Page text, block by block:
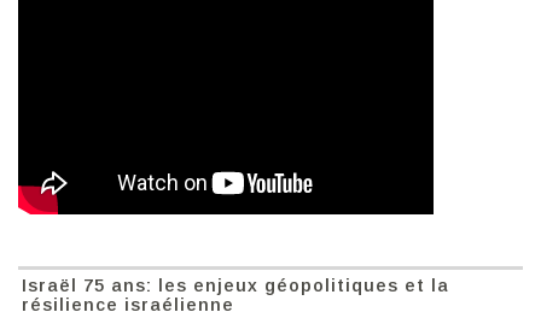
Israël 75 ans: les enjeux géopolitiques et la
résilience israélienne